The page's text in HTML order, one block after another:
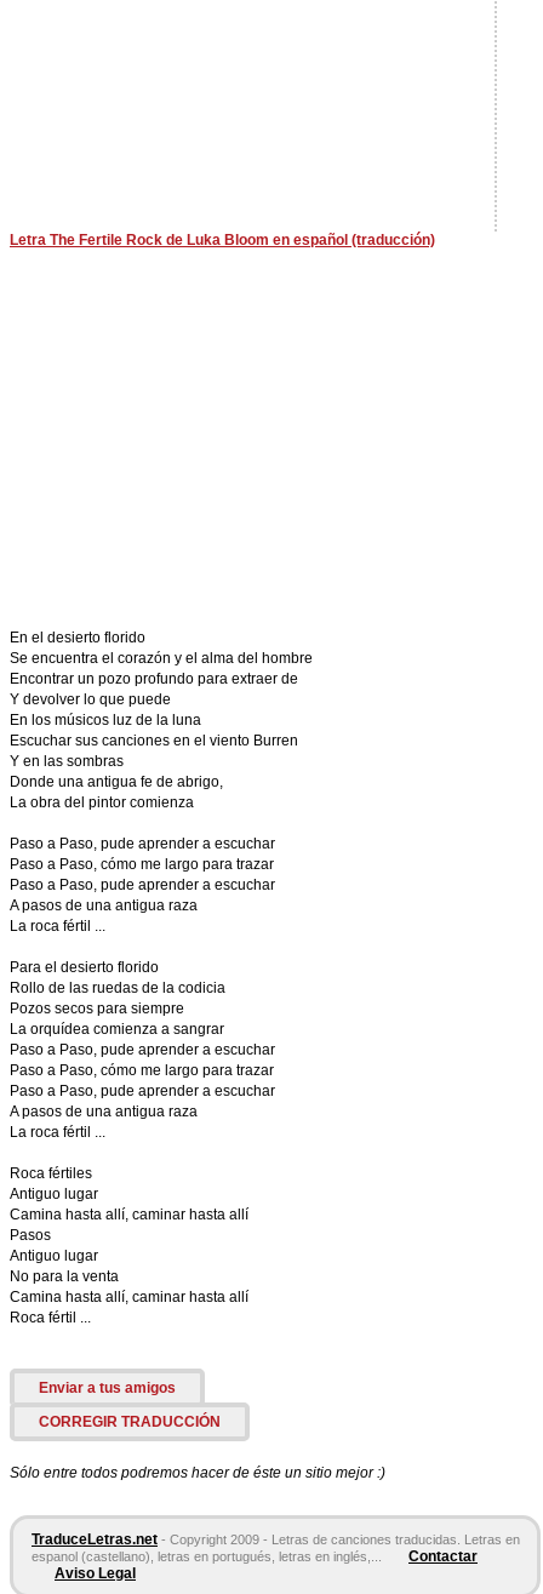
Letra The Fertile Rock de Luka Bloom en español (traducción)
En el desierto florido
Se encuentra el corazón y el alma del hombre
Encontrar un pozo profundo para extraer de
Y devolver lo que puede
En los músicos luz de la luna
Escuchar sus canciones en el viento Burren
Y en las sombras
Donde una antigua fe de abrigo,
La obra del pintor comienza
Paso a Paso, pude aprender a escuchar
Paso a Paso, cómo me largo para trazar
Paso a Paso, pude aprender a escuchar
A pasos de una antigua raza
La roca fértil ...
Para el desierto florido
Rollo de las ruedas de la codicia
Pozos secos para siempre
La orquídea comienza a sangrar
Paso a Paso, pude aprender a escuchar
Paso a Paso, cómo me largo para trazar
Paso a Paso, pude aprender a escuchar
A pasos de una antigua raza
La roca fértil ...
Roca fértiles
Antiguo lugar
Camina hasta allí, caminar hasta allí
Pasos
Antiguo lugar
No para la venta
Camina hasta allí, caminar hasta allí
Roca fértil ...
Enviar a tus amigos
CORREGIR TRADUCCIÓN
Sólo entre todos podremos hacer de éste un sitio mejor :)
TraduceLetras.net - Copyright 2009 - Letras de canciones traducidas. Letras en
espanol (castellano), letras en portugués, letras en inglés,...
Contactar
Aviso Legal